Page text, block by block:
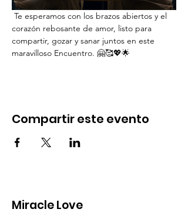
Te esperamos con los brazos abiertos y el
corazón rebosante de amor, listo para
compartir, gozar y sanar juntos en este
maravilloso Encuentro. 🤗🥰💖🌟
Compartir este evento
Miracle Love